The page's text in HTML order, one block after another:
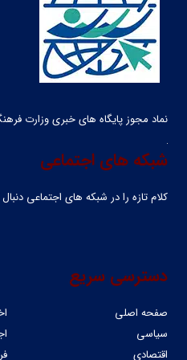
نماد مجوز پایگاه های خبری وزارت
شبکه های اجتماعی
کلام تازه را در شبکه ‌های اجتماعی
دسترسی سریع
صفحه اصلی
سیاسی
اقتصادی